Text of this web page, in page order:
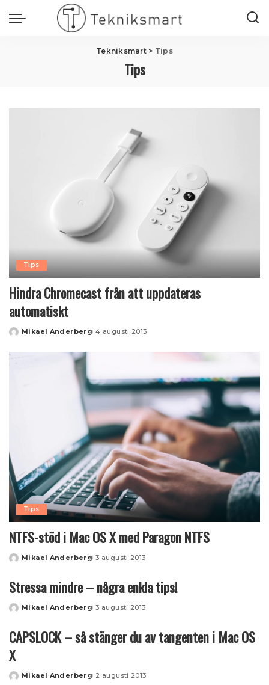
Tekniksmart > Tips
Tips
Tips
Hindra Chromecast från att uppdateras
automatiskt
Posted
Mikael Anderberg 4 augusti 2013
Tips
NTFS-stöd i Mac OS X med Paragon NTFS
Posted
Mikael Anderberg 3 augusti 2013
Stressa mindre – några enkla tips!
Posted
Mikael Anderberg 3 augusti 2013
CAPSLOCK – så stänger du av tangenten i Mac OS
X
Posted
Mikael Anderberg 2 augusti 2013